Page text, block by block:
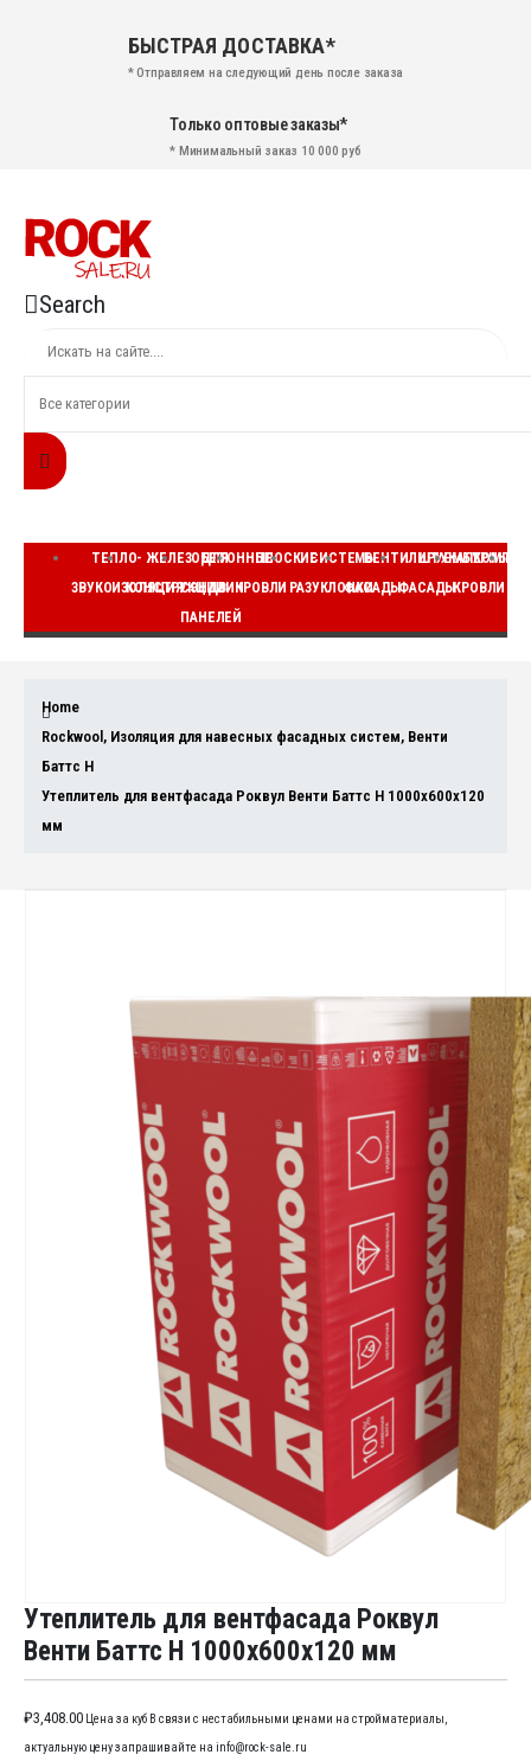
БЫСТРАЯ ДОСТАВКА*
* Отправляем на следующий день после заказа
Только оптовые заказы*
* Минимальный заказ 10 000 руб
Search
ТЕПЛО-
ЗВУКОИЗОЛЯЦИЯ
ЖЕЛЕЗОБЕТОННЫЕ
КОНСТРУКЦИИ
ДЛЯ
СЭНДВИЧ
ПАНЕЛЕЙ
ПЛОСКИЕ
КРОВЛИ
СИСТЕМЫ
РАЗУКЛОНКИ
ВЕНТИЛИРУЕМЫЕ
ФАСАДЫ
ШТУКАТУРНЫЕ
ФАСАДЫКРОВЛИ
Home
Rockwool , Изоляция для навесных фасадных систем, Венти
Баттс Н
Утеплитель для вентфасада Роквул Венти Баттс Н 1000x600x120
мм
Утеплитель для вентфасада Роквул
Венти Баттс Н 1000x600x120 мм
₽3,408.00 Цена за куб В связи с нестабильными ценами на стройматериалы,
актуальную цену запрашивайте на info@rock-sale.ru